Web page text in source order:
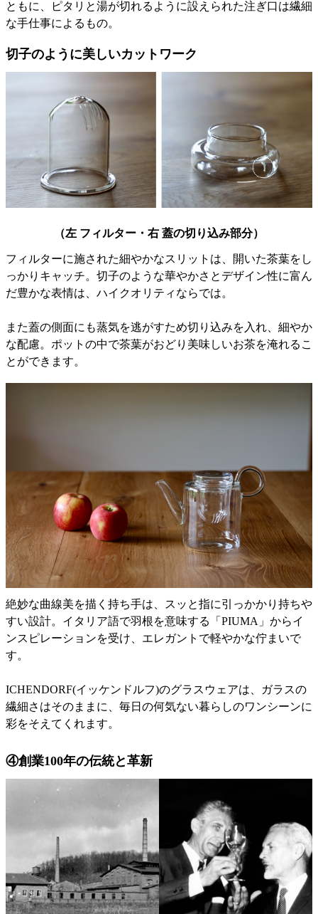
ともに、ピタリと湯が切れるように設えられた注ぎ口は繊細
な手仕事によるもの。
切子のように美しいカットワーク
（左 フィルター・右 蓋の切り込み部分）
フィルターに施された細やかなスリットは、開いた茶葉をし
っかりキャッチ。切子のような華やかさとデザイン性に富ん
だ豊かな表情は、ハイクオリティならでは。
また蓋の側面にも蒸気を逃がすため切り込みを入れ、細やか
な配慮。ポットの中で茶葉がおどり美味しいお茶を淹れるこ
とができます。
絶妙な曲線美を描く持ち手は、スッと指に引っかかり持ちや
すい設計。イタリア語で羽根を意味する「PIUMA」からイ
ンスピレーションを受け、エレガントで軽やかな佇まいで
す。
ICHENDORF(イッケンドルフ)のグラスウェアは、ガラスの
繊細さはそのままに、毎日の何気ない暮らしのワンシーンに
彩をそえてくれます。
④創業100年の伝統と革新